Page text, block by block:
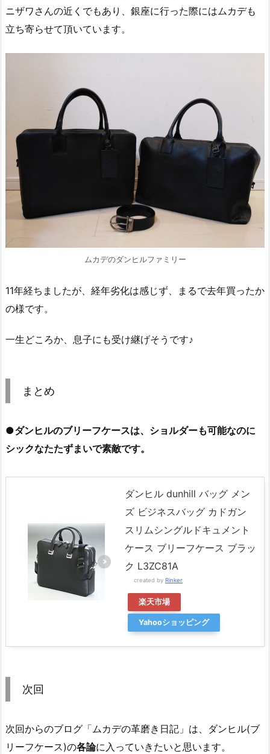
ニザワさんの近くでもあり、銀座に行った際にはムカデも
立ち寄らせて頂いています。
ムカデのダンヒルファミリー
11年経ちましたが、経年劣化は感じず、まるで去年買ったか
の様です。
一生どころか、息子にも受け継げそうです♪
まとめ
●ダンヒルのブリーフケースは、ショルダーも可能なのに
シックなたたずまいで素敵です。
ダンヒル dunhill バッグ メン
ズ ビジネスバッグ カドガン
スリムシングルドキュメント
ケース ブリーフケース ブラッ
ク L3ZC81A
created by Rinker
楽天市場
Yahooショッピング
次回
次回からのブログ「ムカデの革磨き日記」は、ダンヒル(ブ
リーフケース)の各論に入っていきたいと思います。